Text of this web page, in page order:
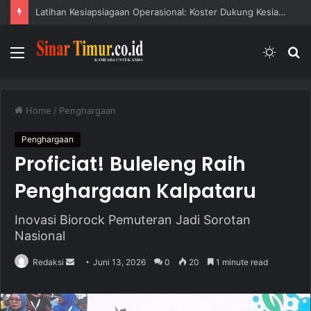
Latihan Kesiapsiagaan Operasional: Koster Dukung Kesiapsiagaan Bencana
Menu
Switch
Home / Penghargaan
Penghargaan
Proficiat! Buleleng Raih
Penghargaan Kalpataru
Inovasi Biorock Pemuteran Jadi Sorotan
Nasional
Redaksi
n
Juni 13, 2026 0 20 1 minute read